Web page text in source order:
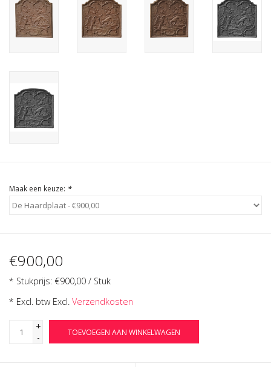
Login
Maak een keuze: *
€900,00
* Stukprijs: €900,00 / Stuk
* Excl. btw Excl. Verzendkosten
+
-
TOEVOEGEN AAN WINKELWAGEN